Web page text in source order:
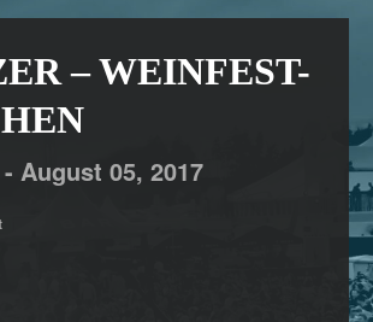
– WEINFEST-
August 05, 2017